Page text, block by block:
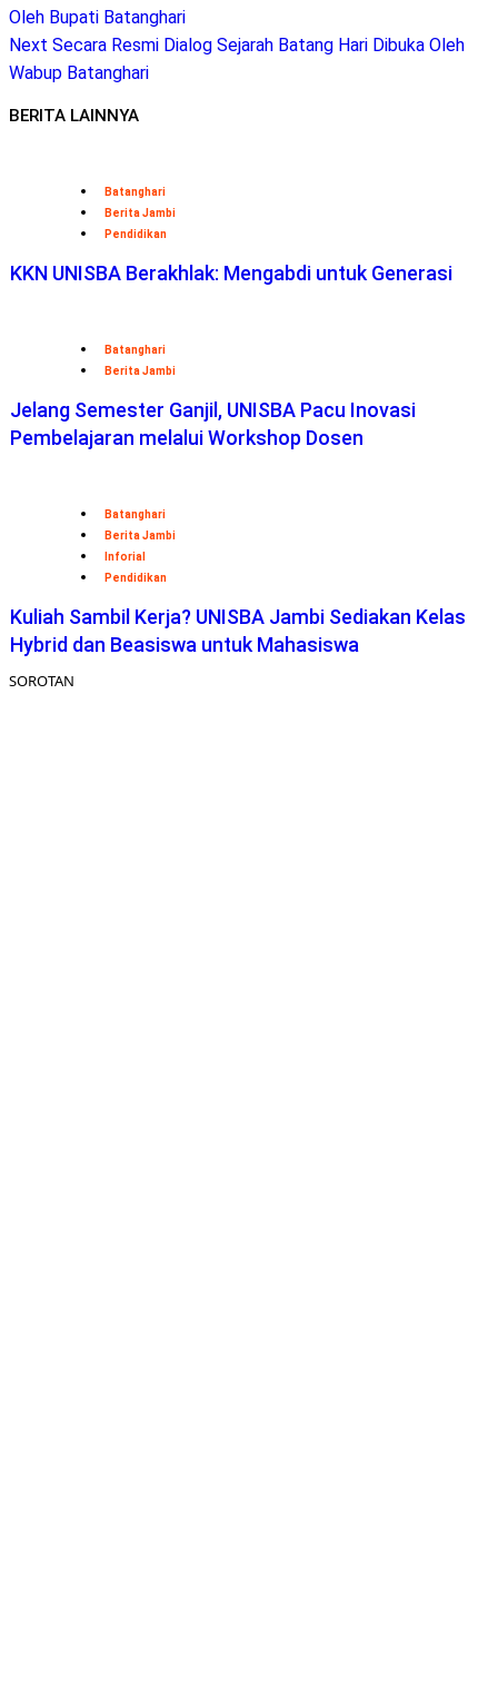
Oleh Bupati Batanghari
Next Secara Resmi Dialog Sejarah Batang Hari Dibuka Oleh
Wabup Batanghari
BERITA LAINNYA
Batanghari
Berita Jambi
Pendidikan
KKN UNISBA Berakhlak: Mengabdi untuk Generasi
Batanghari
Berita Jambi
Jelang Semester Ganjil, UNISBA Pacu Inovasi
Pembelajaran melalui Workshop Dosen
Batanghari
Berita Jambi
Inforial
Pendidikan
Kuliah Sambil Kerja? UNISBA Jambi Sediakan Kelas
Hybrid dan Beasiswa untuk Mahasiswa
SOROTAN